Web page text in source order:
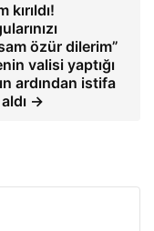
kırıldı!
özür dilerim”
valisi yaptığı
ardından istifa
aldı →